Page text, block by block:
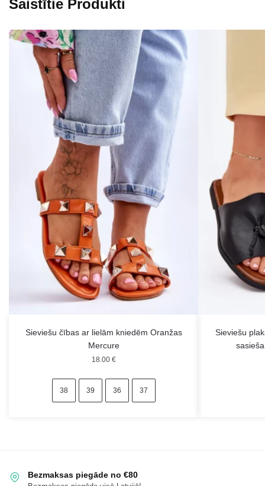
Saistītie Produkti
Sieviešu čības ar lielām kniedēm Oranžas
Mercure
18.00 €
38 39 36 37
Sieviešu
Bezmaksas piegāde no €80